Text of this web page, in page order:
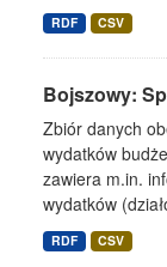
RDF CSV
Bojszowy:
Zbiór danych
wydatków
zawiera m.in.
wydatków
RDF CSV